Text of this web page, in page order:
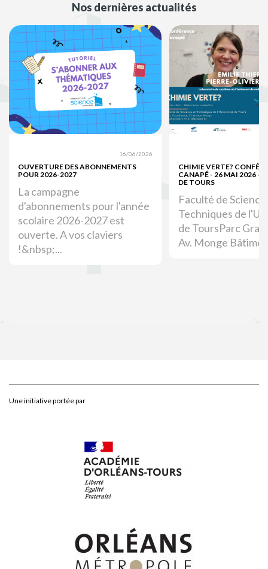
Nos dernières actualités
16/06/2026
OUVERTURE DES ABONNEMENTS
POUR 2026-2027
La campagne
d'abonnements pour l'année
scolaire 2026-2027 est
ouverte. A vos claviers
!&nbsp;...
CHIMIE VERTE?
CANAPÉ - 26 MAI 2026 -
DE TOURS
Faculté de
Techniques de
de ToursParc
Av. Monge
Une initiative portée par